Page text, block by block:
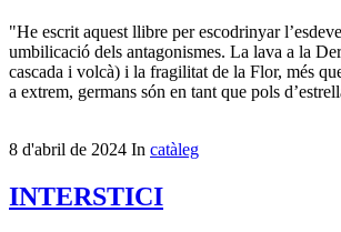
"He escrit aquest llibre per escodrinyar
umbilicació dels antagonismes. La lava a la
cascada i volcà) i la fragilitat de la Flor, més
a extrem, germans són en tant que pols
8 d'abril de 2024 In catàleg
INTERSTICI